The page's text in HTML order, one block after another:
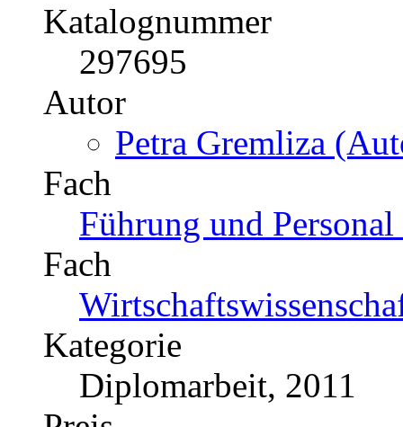
Katalognummer
297695
Autor
Petra Gremliza
Fach
Führung und
Fach
Kategorie
Diplomarbeit, 2011